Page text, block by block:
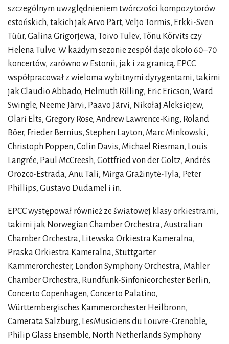
szczególnym uwzględnieniem twórczości kompozytorów
estońskich, takich jak Arvo Pärt, Veljo Tormis, Erkki-Sven
Tüür, Galina Grigorjewa, Toivo Tulev, Tõnu Kõrvits czy
Helena Tulve. W każdym sezonie zespół daje około 60–70
koncertów, zarówno w Estonii, jak i za granicą. EPCC
współpracował z wieloma wybitnymi dyrygentami, takimi
jak Claudio Abbado, Helmuth Rilling, Eric Ericson, Ward
Swingle, Neeme Järvi, Paavo Järvi, Nikołaj Aleksiejew,
Olari Elts, Gregory Rose, Andrew Lawrence-King, Roland
Böer, Frieder Bernius, Stephen Layton, Marc Minkowski,
Christoph Poppen, Colin Davis, Michael Riesman, Louis
Langrée, Paul McCreesh, Gottfried von der Goltz, Andrés
Orozco-Estrada, Anu Tali, Mirga Gražinytė-Tyla, Peter
Phillips, Gustavo Dudamel i in.
EPCC występował również ze światowej klasy orkiestrami,
takimi jak Norwegian Chamber Orchestra, Australian
Chamber Orchestra, Litewska Orkiestra Kameralna,
Praska Orkiestra Kameralna, Stuttgarter
Kammerorchester, London Symphony Orchestra, Mahler
Chamber Orchestra, Rundfunk-Sinfonieorchester Berlin,
Concerto Copenhagen, Concerto Palatino,
Württembergisches Kammerorchester Heilbronn,
Camerata Salzburg, LesMusiciens du Louvre-Grenoble,
Philip Glass Ensemble, North Netherlands Symphony